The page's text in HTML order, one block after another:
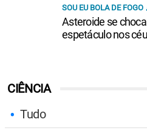
CIÊNCIA
Tudo
SOU EU BOLA DE FOGO
Asteroide se
espetáculo nos